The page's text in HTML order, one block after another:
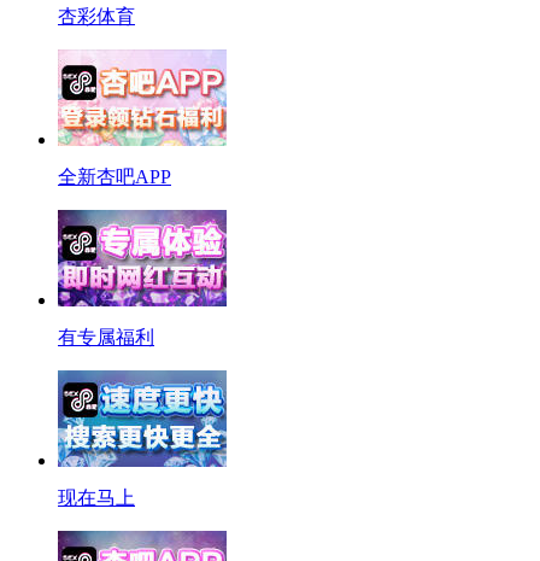
杏彩体育
全新杏吧APP
有专属福利
现在马上